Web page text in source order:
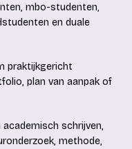
mbo-studenten,
en duale
praktijkgericht
plan van aanpak of
schrijven,
methode,